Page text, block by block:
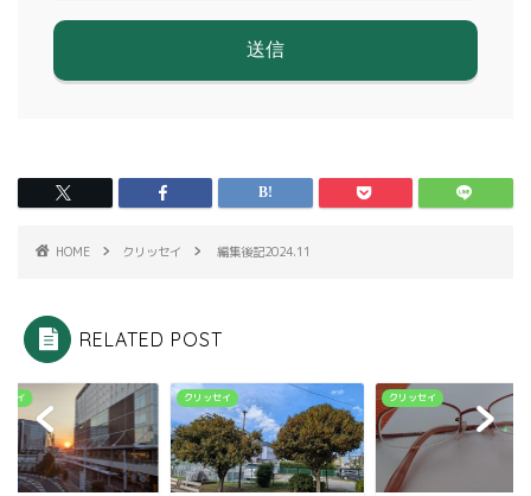
HOME クリッセイ 編集後記2024.11
RELATED POST
セイ クリッセイ クリッセイ